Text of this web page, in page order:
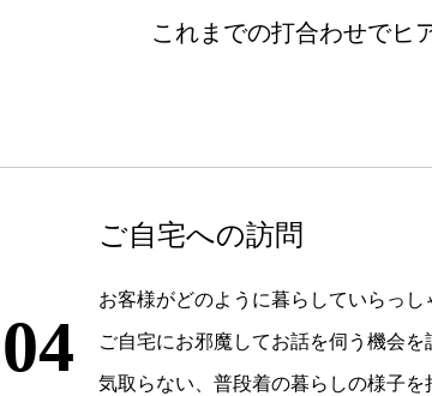
これまでの打合わせでヒ
04
ご自宅への訪問
お客様がどのように暮らしていらっし
ご自宅にお邪魔してお話を伺う機会を
気取らない、普段着の暮らしの様子